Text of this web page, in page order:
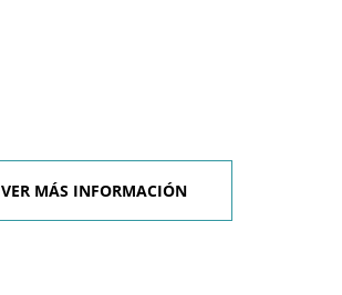
VER MÁS INFORMACIÓN